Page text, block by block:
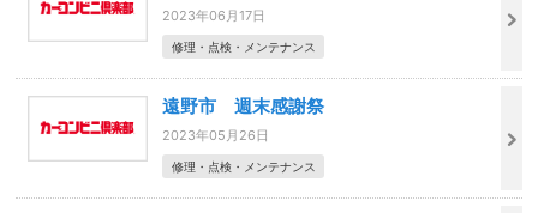
2023年06月17日
修理・点検・メンテナンス
遠野市 週末感謝祭
2023年05月26日
修理・点検・メンテナンス